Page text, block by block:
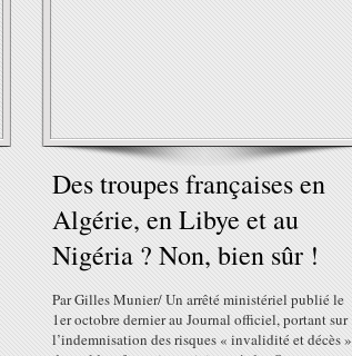
Des troupes françaises en
Algérie, en Libye et au
Nigéria ? Non, bien sûr !
Par Gilles Munier/ Un arrêté ministériel publié le
1er octobre dernier au Journal officiel, portant sur
l’indemnisation des risques « invalidité et décès »